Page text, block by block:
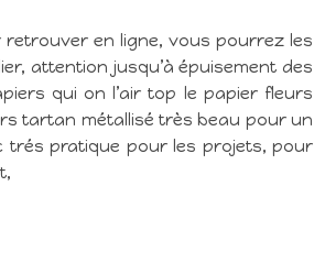
en ligne, vous pourrez les
attention jusqu’à épuisement des
qui on l’air top le papier fleurs
tartan métallisé très beau pour un
trés pratique pour les projets, pour